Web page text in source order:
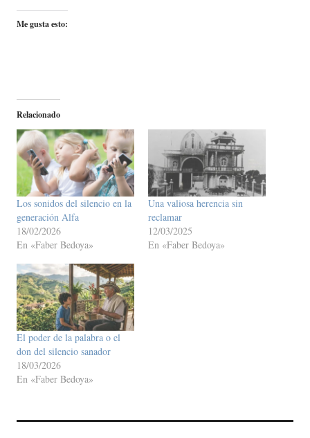
Me gusta esto:
Relacionado
Los sonidos del silencio en la
generación Alfa
18/02/2026
En «Faber Bedoya»
Una valiosa herencia sin
reclamar
12/03/2025
En «Faber Bedoya»
El poder de la palabra o el
don del silencio sanador
18/03/2026
En «Faber Bedoya»